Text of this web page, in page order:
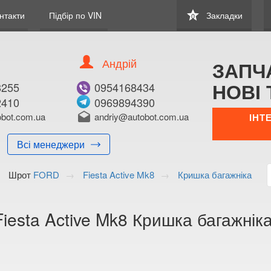
Підбір по VIN star
0 Закладки
Всі менеджери
Андрій
0954168434
0969894390
drafts andriy@autobot.com.ua
НОВІ
Шрот FORD Fiesta Active Mk8 Кришка багажніка
Active Mk8 Кришка
В ЗАКЛАДКИ КУПИТИ
Менеджер:
Телефон:
+38 (050) 672-